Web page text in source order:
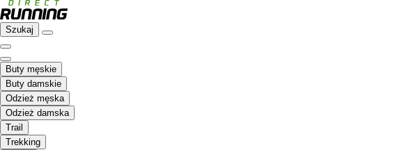
Szukaj
Buty męskie
Buty damskie
Odzież męska
Odzież damska
Trail
Trekking